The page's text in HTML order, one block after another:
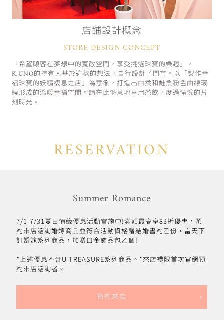
店鋪設計概念
STORE DESIGN CONCEPT
「希望顧客在夢想中的寬敞空間，享受挑選珠寶的樂趣」，
K.UNO的持有人基於這樣的想法，自行設計了門市。以「製作幸
福珠寶的妖精棲息之店」為意象，打造出由柔和鮭魚粉色曲線環
繞形成的溫暖幸福空間。請在此愜意地享用茶飲，度過愉悅的片
刻時光。
RESERVATION
Summer Romance
7/1-7/31夏日情緣優惠活動實施中!滿額最高享83折優惠，預
約來店諮詢婚嫁商品並符合活動資格贈結婚書約乙份，當天下
訂婚嫁系列商品，加贈口金飾品包乙個!
*上述優惠不含U-TREASURE系列商品。*來店禮限首次官網預
約來店諮詢者。
預約來店